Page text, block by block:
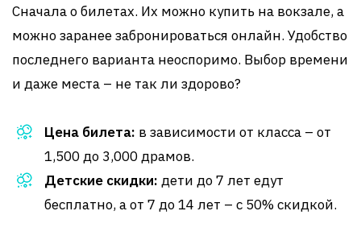
Сначала о билетах. Их можно купить на вокзале, а
можно заранее забронироваться онлайн. Удобство
последнего варианта неоспоримо. Выбор времени
и даже места – не так ли здорово?
Цена билета: в зависимости от класса – от
1,500 до 3,000 драмов.
Детские скидки: дети до 7 лет едут
бесплатно, а от 7 до 14 лет – с 50% скидкой.